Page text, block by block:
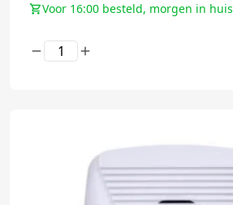
Voor 16:00 besteld, morgen in huis